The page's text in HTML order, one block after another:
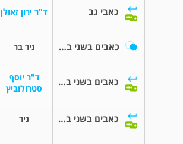
כאבי גב ד"ר ירון זאולן
כאבים בשני ברכיים ניר בר
כאבים בשני ברכיים
ד"ר יוסף
סטרולוביץ
כאבים בשני ברכיים ניר